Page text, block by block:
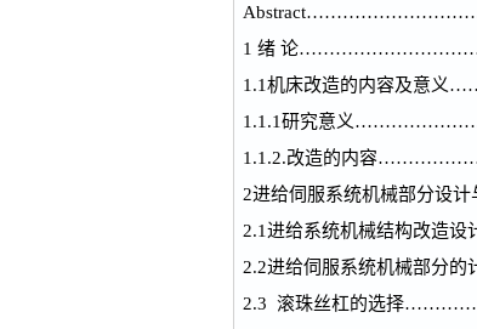
1 绪 论
1.1机床改造的内容
1.1.1研究意义
1.1.2.改造的内容
2进给伺服系统机械部
2.1进给系统机械结
2.2进给伺服系统机械
2.3 滚珠丝杠的选